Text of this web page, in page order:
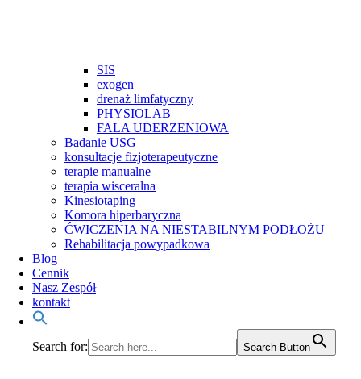
SIS
exogen
drenaż limfatyczny
PHYSIOLAB
FALA UDERZENIOWA
Badanie USG
konsultacje fizjoterapeutyczne
terapie manualne
terapia wisceralna
Kinesiotaping
Komora hiperbaryczna
ĆWICZENIA NA NIESTABILNYM PODŁOŻU
Rehabilitacja powypadkowa
Blog
Cennik
Nasz Zespół
kontakt
Search for: Search Button